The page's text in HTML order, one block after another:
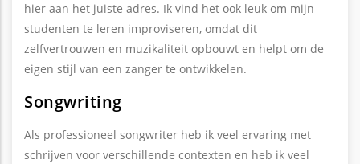
hier aan het juiste adres. Ik vind het ook leuk om mijn
studenten te leren improviseren, omdat dit
zelfvertrouwen en muzikaliteit opbouwt en helpt om de
eigen stijl van een zanger te ontwikkelen.
Songwriting
Als professioneel songwriter heb ik veel ervaring met
schrijven voor verschillende contexten en heb ik veel